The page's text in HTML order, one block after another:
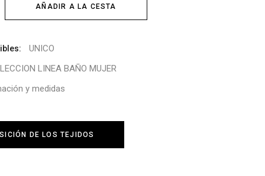
AÑADIR A LA CESTA
UNICO
LINEA BAÑO MUJER
y medidas
DE LOS TEJIDOS